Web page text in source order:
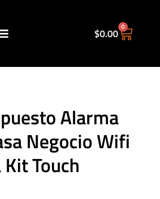
$0.00 0
Alarma
Negocio Wifi
Touch